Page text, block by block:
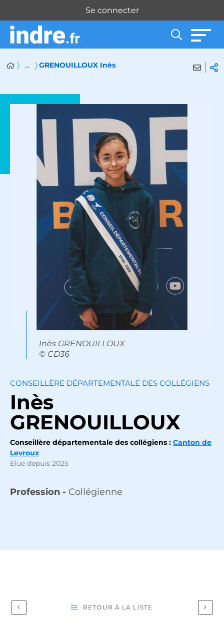
Panneau de gestion des cookies
Se connecter
... GRENOUILLOUX Inès
Inès GRENOUILLOUX
© CD36
CONSEILLÈRE DÉPARTEMENTALE DES COLLÉGIENS
Inès
GRENOUILLOUX
Conseillère départementale des collégiens : Canton de
Levroux
Élue depuis 2025
Profession - Collégienne
RETOUR À LA LISTE